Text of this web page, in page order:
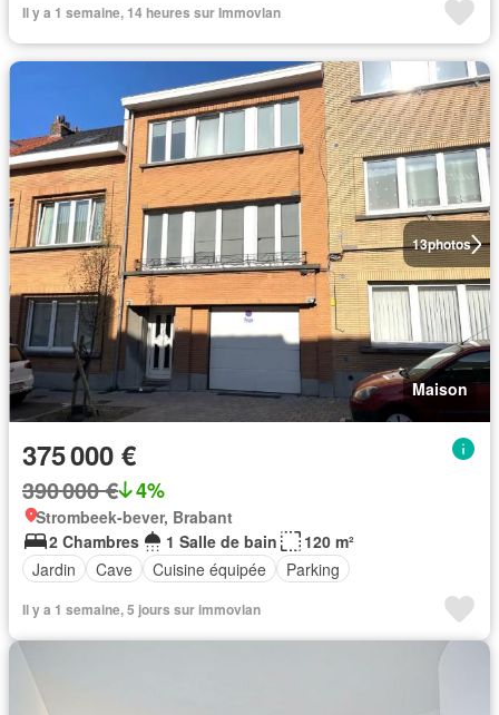
Il y a 1 semaine, 14 heures sur Immovlan
13photos
Maison
375 000 €
390 000 € 4%
Strombeek-bever, Brabant
2 Chambres
1 Salle de bain
120 m²
Jardin
Cave Cuisine équipée Parking
Il y a 1 semaine, 5 jours sur immovlan